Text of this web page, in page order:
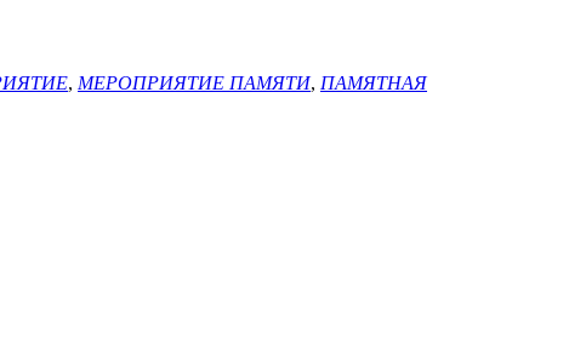
, МЕРОПРИЯТИЕ ПАМЯТИ, ПАМЯТНАЯ